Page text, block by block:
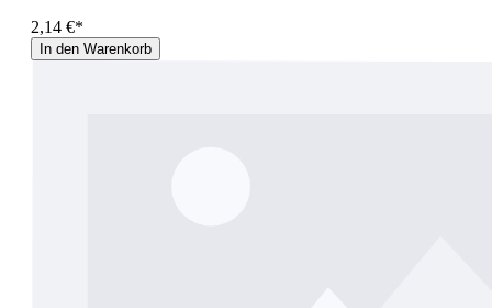
2,14 €*
In den Warenkorb